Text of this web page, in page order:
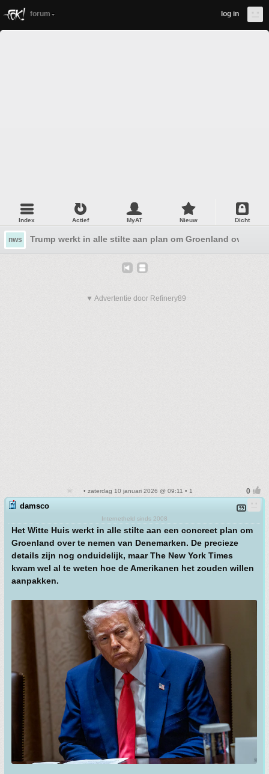
forum log in
Index Actief MyAT Nieuw Dicht
nws Trump werkt in alle stilte aan plan om Groenland over te
▼ Advertentie door Refinery89
• zaterdag 10 januari 2026 @ 09:11 • 1
damsco
Internetheld sinds 2008
Het Witte Huis werkt in alle stilte aan een concreet plan om
Groenland over te nemen van Denemarken. De precieze
details zijn nog onduidelijk, maar The New York Times
kwam wel al te weten hoe de Amerikanen het zouden willen
aanpakken.